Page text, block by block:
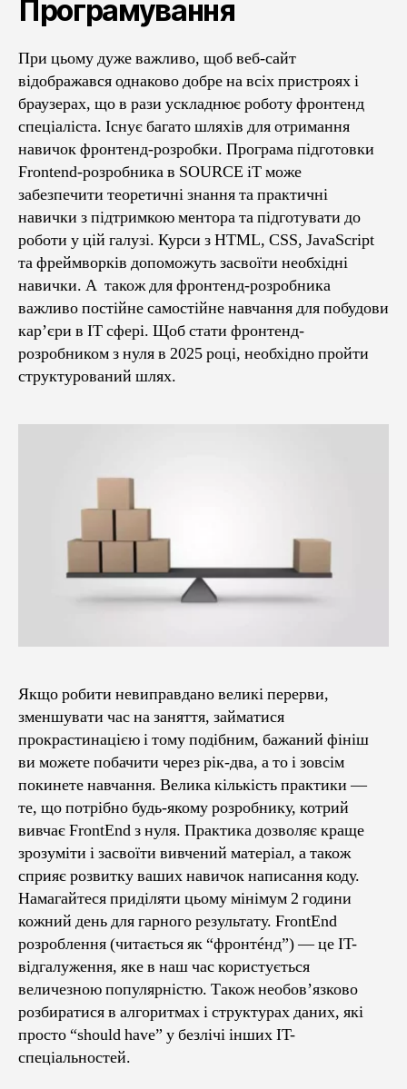
Програмування
При цьому дуже важливо, щоб веб-сайт
відображався однаково добре на всіх пристроях і
браузерах, що в рази ускладнює роботу фронтенд
спеціаліста. Існує багато шляхів для отримання
навичок фронтенд-розробки. Програма підготовки
Frontend-розробника в SOURCE iT може
забезпечити теоретичні знання та практичні
навички з підтримкою ментора та підготувати до
роботи у цій галузі. Курси з HTML, CSS, JavaScript
та фреймворків допоможуть засвоїти необхідні
навички. А також для фронтенд-розробника
важливо постійне самостійне навчання для побудови
кар’єри в ІТ сфері. Щоб стати фронтенд-
розробником з нуля в 2025 році, необхідно пройти
структурований шлях.
Якщо робити невиправдано великі перерви,
зменшувати час на заняття, займатися
прокрастинацією і тому подібним, бажаний фініш
ви можете побачити через рік-два, а то і зовсім
покинете навчання. Велика кількість практики —
те, що потрібно будь-якому розробнику, котрий
вивчає FrontEnd з нуля. Практика дозволяє краще
зрозуміти і засвоїти вивчений матеріал, а також
сприяє розвитку ваших навичок написання коду.
Намагайтеся приділяти цьому мінімум 2 години
кожний день для гарного результату. FrontEnd
розроблення (читається як “фронтéнд”) — це IT-
відгалуження, яке в наш час користується
величезною популярністю. Також необов’язково
розбиратися в алгоритмах і структурах даних, які
просто “should have” у безлічі інших IT-
спеціальностей.